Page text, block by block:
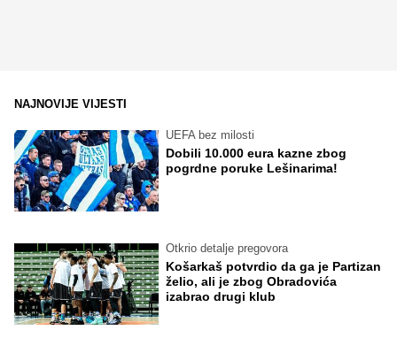
NAJNOVIJE VIJESTI
UEFA bez milosti
Dobili 10.000 eura kazne zbog
pogrdne poruke Lešinarima!
Otkrio detalje pregovora
Košarkaš potvrdio da ga je Partizan
želio, ali je zbog Obradovića
izabrao drugi klub